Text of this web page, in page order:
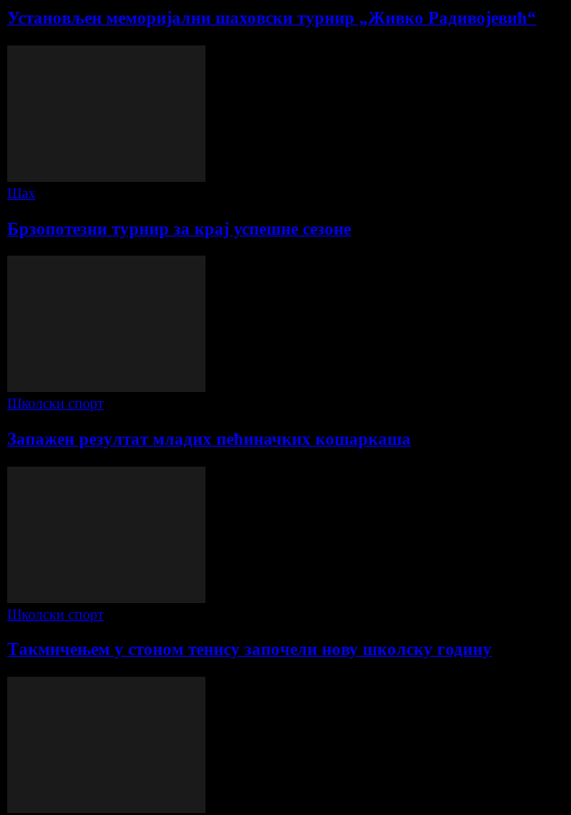
Установљен меморијални шаховски турнир „Живко Радивојевић“
Шах
Брзопотезни турнир за крај успешне сезоне
Школски спорт
Запажен резултат младих пећиначких кошаркаша
Школски спорт
Такмичењем у стоном тенису започели нову школску годину